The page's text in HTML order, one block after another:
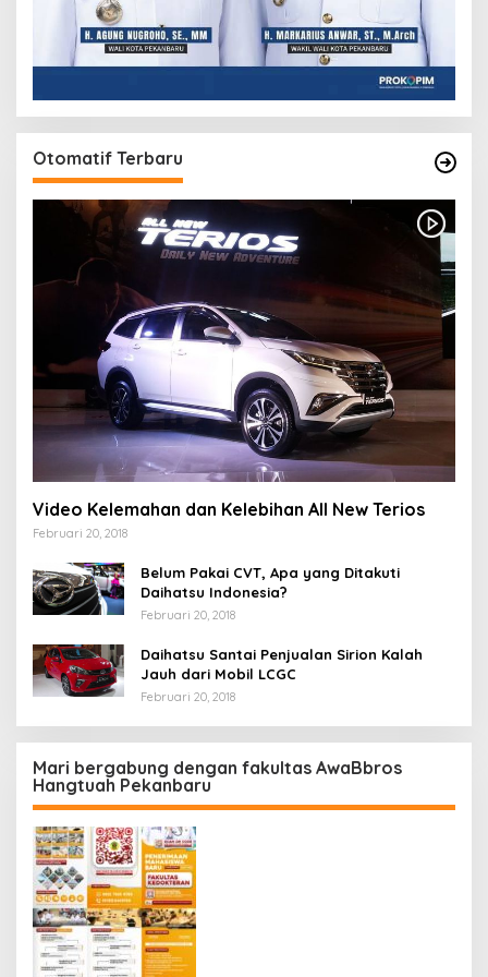
Otomatif Terbaru
Video Kelemahan dan Kelebihan All New Terios
Februari 20, 2018
Belum Pakai CVT, Apa yang Ditakuti
Daihatsu Indonesia?
Februari 20, 2018
Daihatsu Santai Penjualan Sirion Kalah
Jauh dari Mobil LCGC
Februari 20, 2018
Mari bergabung dengan fakultas AwaBbros
Hangtuah Pekanbaru